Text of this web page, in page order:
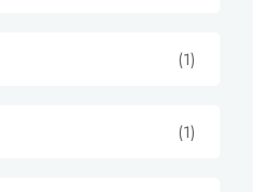
(1)
(1)